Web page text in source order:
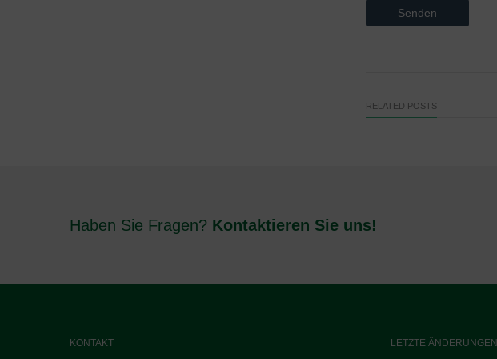
RELATED POSTS
Haben Sie Fragen? Kontaktieren Sie uns!
KONTAKT LETZTE ÄNDERUNGEN